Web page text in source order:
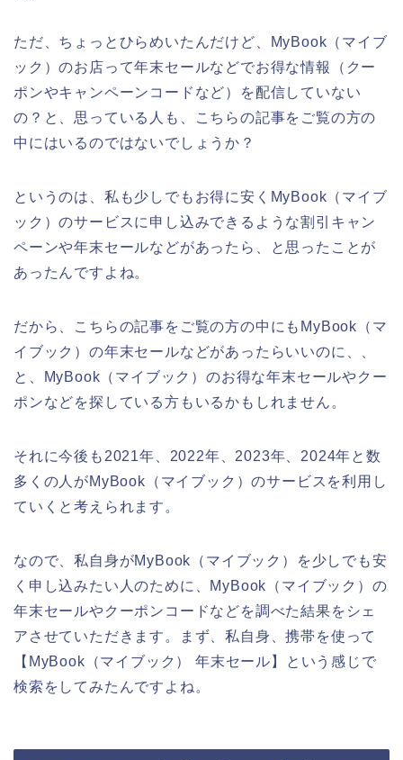
ただ、ちょっとひらめいたんだけど、MyBook（マイブ
ック）のお店って年末セールなどでお得な情報（クー
ポンやキャンペーンコードなど）を配信していない
の？と、思っている人も、こちらの記事をご覧の方の
中にはいるのではないでしょうか？
というのは、私も少しでもお得に安くMyBook（マイブ
ック）のサービスに申し込みできるような割引キャン
ペーンや年末セールなどがあったら、と思ったことが
あったんですよね。
だから、こちらの記事をご覧の方の中にもMyBook（マ
イブック）の年末セールなどがあったらいいのに、、
と、MyBook（マイブック）のお得な年末セールやクー
ポンなどを探している方もいるかもしれません。
それに今後も2021年、2022年、2023年、2024年と数
多くの人がMyBook（マイブック）のサービスを利用し
ていくと考えられます。
なので、私自身がMyBook（マイブック）を少しでも安
く申し込みたい人のために、MyBook（マイブック）の
年末セールやクーポンコードなどを調べた結果をシェ
アさせていただきます。まず、私自身、携帯を使って
【MyBook（マイブック） 年末セール】という感じで
検索をしてみたんですよね。